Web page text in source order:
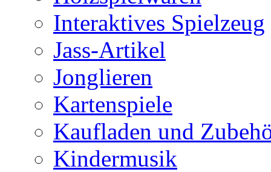
Interaktives Spielzeug
Jass-Artikel
Jonglieren
Kartenspiele
Kaufladen und
Kindermusik